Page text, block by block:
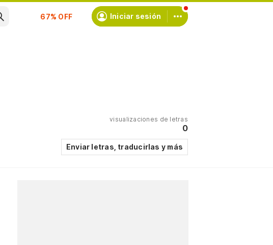
Suscríbete
Iniciar sesión
visualizaciones de letras
0
Enviar letras, traducirlas y más